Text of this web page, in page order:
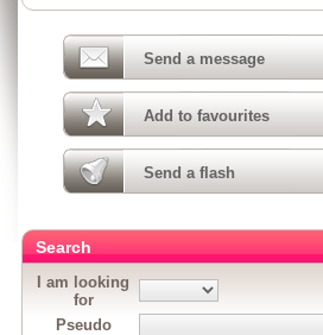
Send a message
Add to favourites
Send a flash
Search
I am looking
for
Pseudo